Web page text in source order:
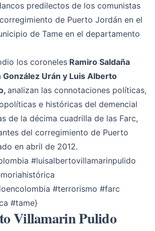
predilectos de los comunistas
de Puerto Jordán en el
de Tame en el departamento
los coroneles Ramiro Saldaña
González Urán y Luis Alberto
analizan las connotaciones políticas,
e históricas del demencial
de la décima cuadrilla de las Farc,
del corregimiento de Puerto
en abril de 2012.
#luisalbertovillamarinpulido
#terrorismo #farc
#tame}
Villamarin Pulido